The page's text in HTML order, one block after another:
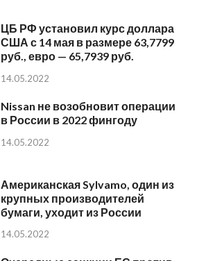
ЦБ РФ установил курс доллара
США с 14 мая в размере 63,7799
руб., евро — 65,7939 руб.
14.05.2022
Nissan не возобновит операции
в России в 2022 фингоду
14.05.2022
Американская Sylvamo, один из
крупных производителей
бумаги, уходит из России
14.05.2022